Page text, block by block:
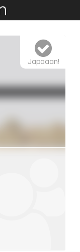
Japaaan!